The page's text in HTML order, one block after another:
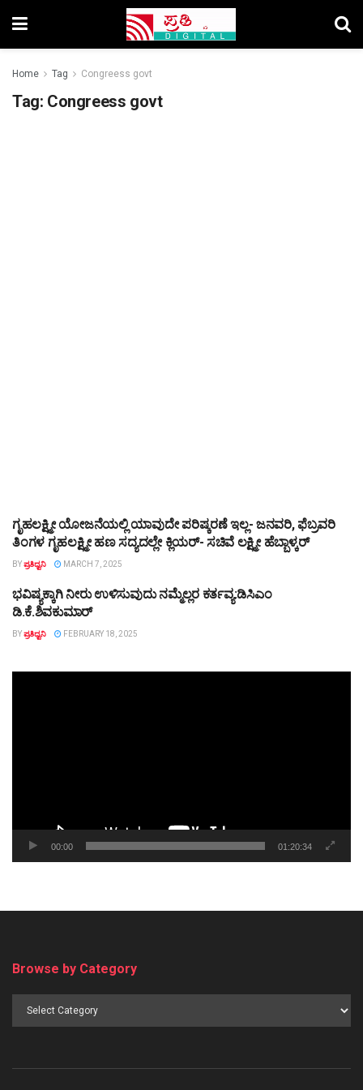
Home Tag Congreess govt
Tag: Congreess govt
TOP STORY
ಗೃಹಲಕ್ಷ್ಮೀ ಯೋಜನೆಯಲ್ಲಿ ಯಾವುದೇ ಪರಿಷ್ಕರಣೆ ಇಲ್ಲ- ಜನವರಿ, ಫೆಬ್ರವರಿ
ತಿಂಗಳ ಗೃಹಲಕ್ಷ್ಮೀ ಹಣ ಸದ್ಯದಲ್ಲೇ ಕ್ಲಿಯರ್‌- ಸಚಿವೆ ಲಕ್ಷ್ಮೀ ಹೆಬ್ಬಾಳ್ಕರ್‌
BYಪ್ರತಿಧ್ವನಿ MARCH 7, 2025
TOP STORY
ಭವಿಷ್ಯಕ್ಕಾಗಿ ನೀರು ಉಳಿಸುವುದು ನಮ್ಮೆಲ್ಲರ ಕರ್ತವ್ಯ:ಡಿಸಿಎಂ
ಡಿ.ಕೆ.ಶಿವಕುಮಾರ್
BYಪ್ರತಿಧ್ವನಿ FEBRUARY 18, 2025
00:00 01:20:34
Browse by Category